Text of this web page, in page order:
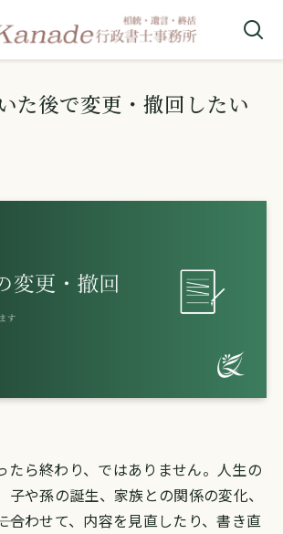
た後で変更・撤回したい
たら終わり、ではありません。人生の
子や孫の誕生、家族との関係の変化、
合わせて、内容を見直したり、書き直